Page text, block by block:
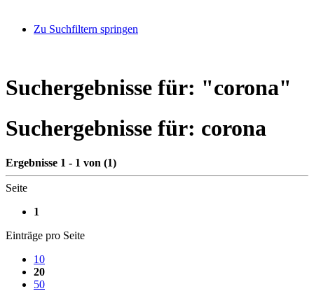
Zu Suchfiltern springen
Suchergebnisse für: "corona"
Suchergebnisse für: corona
Ergebnisse 1 - 1 von (1)
Seite
1
Einträge pro Seite
10
20
50